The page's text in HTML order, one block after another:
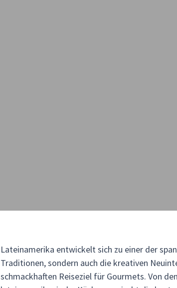
Lateinamerika entwickelt sich zu einer der
Traditionen, sondern auch die kreativen
schmackhaften Reiseziel für Gourmets. Von